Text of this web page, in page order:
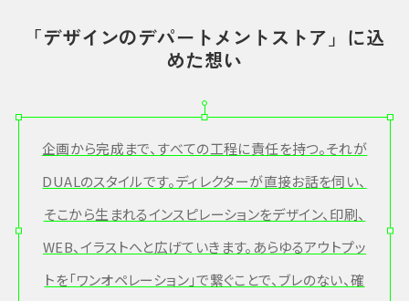
「デザインのデパートメントストア」に込
めた想い
企画から完成まで、すべての工程に責任を持つ。それが
DUALのスタイルです。ディレクターが直接お話を伺い、
そこから生まれるインスピレーションをデザイン、印刷、
WEB、イラストへと広げていきます。あらゆるアウトプッ
トを「ワンオペレーション」で繋ぐことで、ブレのない、確